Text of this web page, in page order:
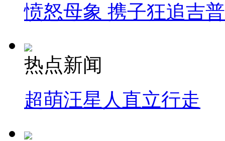
愤怒母象 携子狂追吉
热点新闻
超萌汪星人直立行走